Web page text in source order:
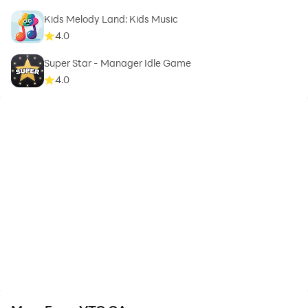
Kids Melody Land: Kids Music
4.0
Super Star - Manager Idle Game
4.0